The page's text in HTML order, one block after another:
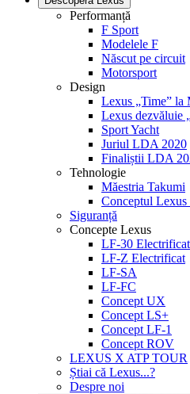
Performanță
F Sport
Modelele F
Născut pe circuit
Motorsport
Design
Lexus „Time” la
Lexus dezvăluie
Sport Yacht
Juriul LDA 2020
Finaliștii LDA
Tehnologie
Măestria Takumi
Conceptul Lexus
Siguranță
Concepte Lexus
LF-30 Electrificat
LF-Z Electrificat
LF-SA
LF-FC
Concept UX
Concept LS+
Concept LF-1
Concept ROV
LEXUS X ATP TOUR
Știai că Lexus...?
Despre noi